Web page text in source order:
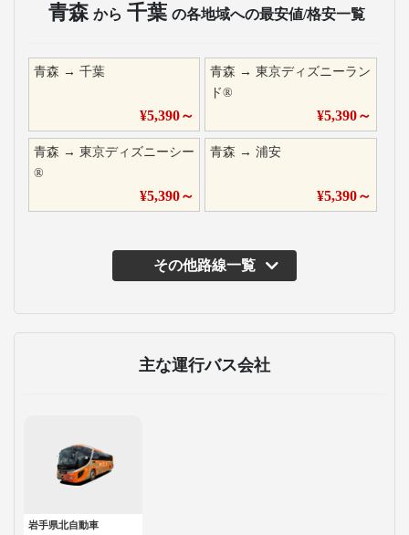
青森 から 千葉 の各地域への最安値/格安一覧
青森 → 千葉
¥5,390～
青森 →東京ディズニーラン
ド®
¥5,390～
青森 → 東京ディズニーシー
®
¥5,390～
青森 →浦安
¥5,390～
その他路線一覧
主な運行バス会社
岩手県北自動車